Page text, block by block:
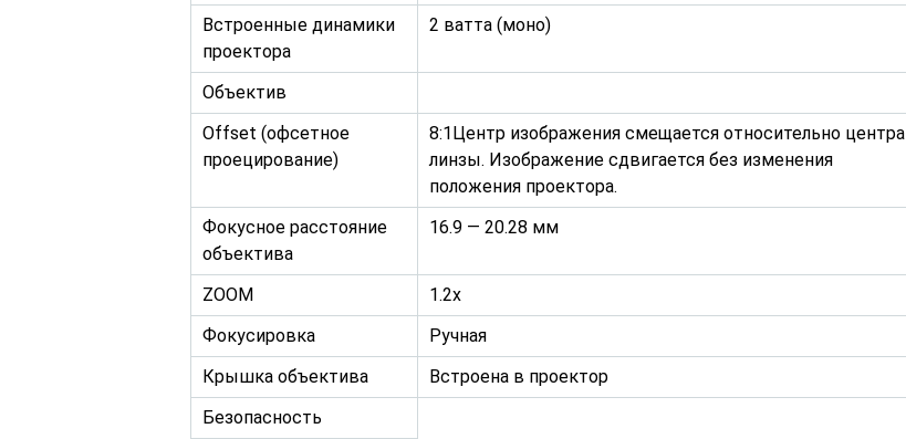
Встроенные динамики
проектора
2 ватта (моно)
Объектив
Offset (офсетное
проецирование)
8:1Центр изображения смещается относительно центра
линзы. Изображение сдвигается без изменения
положения проектора.
Фокусное расстояние
объектива
16.9 — 20.28 мм
ZOOM
1.2x
Фокусировка
Ручная
Крышка объектива
Встроена в проектор
Безопасность